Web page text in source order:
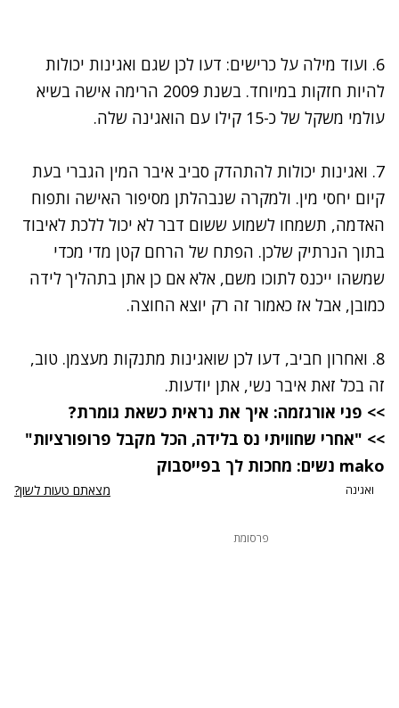
6. ועוד מילה על
כרישים: דעו לכן שגם ואגינות יכולות
להיות חזקות במיוחד. בשנת 2009 הרימה אישה בשיא
עולמי משקל של כ-15 קילו עם הואגינה שלה.
7. ואגינות יכולות להתהדק סביב איבר המין הגברי בעת
קיום יחסי מין. ולמקרה שנבהלתן מסיפור האישה ותפוח
האדמה, תשמחו לשמוע ששום דבר לא יכול ללכת לאיבוד
בתוך הנרתיק שלכן. הפתח של הרחם קטן מדי מכדי
שמשהו ייכנס לתוכו משם, אלא אם כן אתן בתהליך לידה
כמובן, אבל אז כאמור זה רק יוצא החוצה.
8. ואחרון חביב, דעו לכן שואגינות מתנקות מעצמן. טוב,
זה בכל זאת איבר נשי, אתן יודעות.
>> פני אורגזמה: איך את נראית כשאת גומרת?
>> "אחרי שחוויתי נס בלידה, הכל מקבל פרופורציות"
mako נשים: מחכות לך בפייסבוק
ואגינה מצאתם טעות לשון?
פרסומת